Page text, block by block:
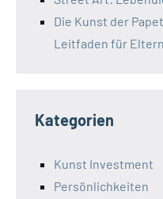
Die Kunst der
Leitfaden für Eltern
Kategorien
Kunst Investment
Persönlichkeiten